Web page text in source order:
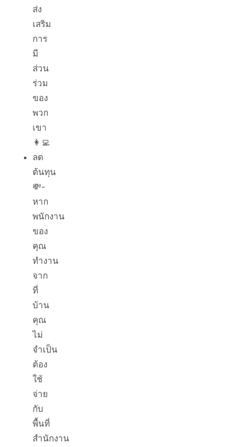
ส่ง
เสริม
การ
มี
ส่วน
ร่วม
ของ
พวก
เขา
👩‍💻
ลด
ต้นทุน
💸-
หาก
พนักงาน
ของ
คุณ
ทำงาน
จาก
ที่
บ้าน
คุณ
ไม่
จำเป็น
ต้อง
ใช้
จ่าย
กับ
พื้นที่
สำนักงาน